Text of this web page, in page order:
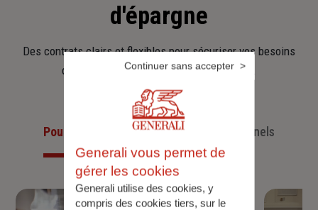
d'épargne
Des contrats clairs et flexibles pour sécuriser vos besoins
d’aujourd’hui et anticiper ceux de demain.
Pour les particuliersPour les professionnels
Generali vous permet de
gérer les cookies
Generali utilise des cookies, y
compris des cookies tiers, sur le
Continuer sans accepter